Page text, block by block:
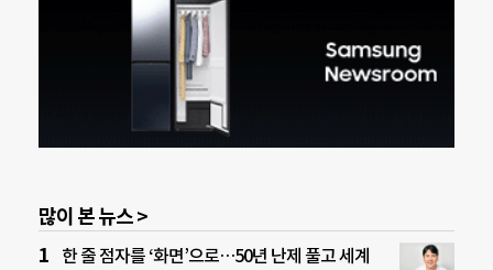
많이 본 뉴스 >
한 줄 점자를 ‘화면’으로…50년 난제 풀고 세계